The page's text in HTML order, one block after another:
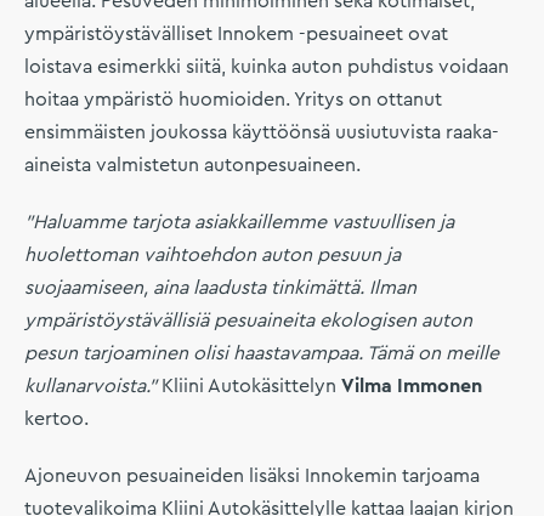
ympäristöystävälliset Innokem -pesuaineet ovat
loistava esimerkki siitä, kuinka auton puhdistus voidaan
hoitaa ympäristö huomioiden. Yritys on ottanut
ensimmäisten joukossa käyttöönsä uusiutuvista raaka-
aineista valmistetun autonpesuaineen.
”Haluamme tarjota asiakkaillemme vastuullisen ja
huolettoman vaihtoehdon auton pesuun ja
suojaamiseen, aina laadusta tinkimättä. Ilman
ympäristöystävällisiä pesuaineita ekologisen auton
pesun tarjoaminen olisi haastavampaa. Tämä on meille
kullanarvoista.”Kliini Autokäsittelyn Vilma Immonen
kertoo.
Ajoneuvon pesuaineiden lisäksi Innokemin tarjoama
tuotevalikoima Kliini Autokäsittelylle kattaa laajan kirjon